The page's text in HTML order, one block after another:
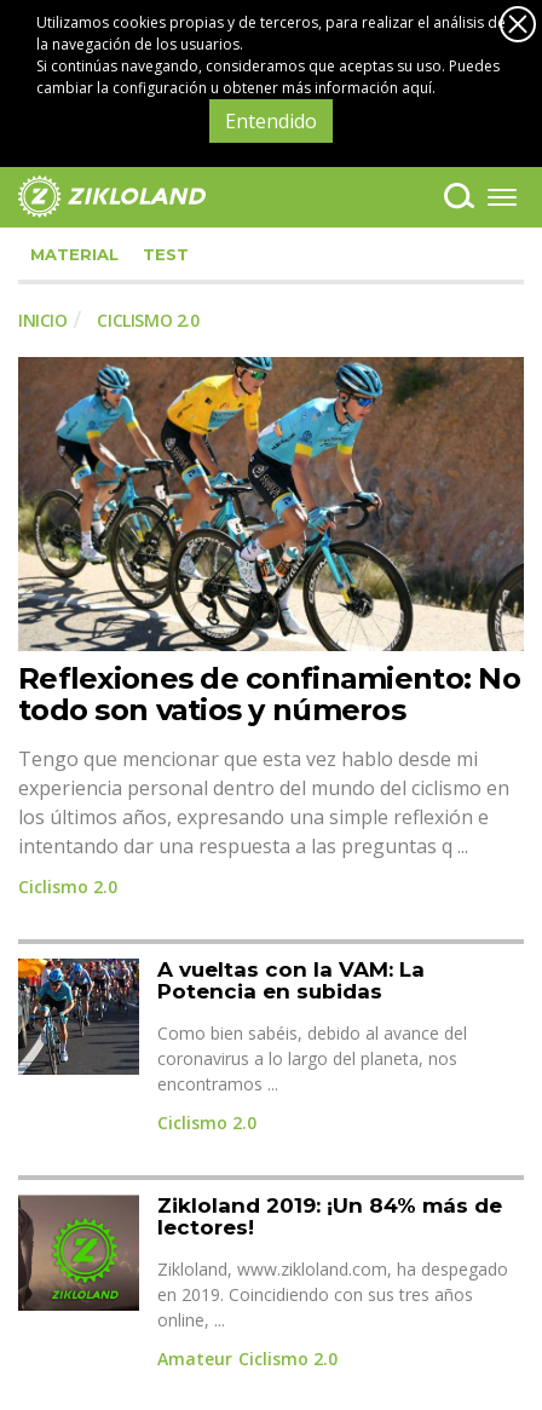
Utilizamos cookies propias y de terceros, para realizar el análisis de
la navegación de los usuarios.
Si continúas navegando, consideramos que aceptas su uso. Puedes
cambiar la configuración u obtenermás información aquí.
Entendido
MATERIAL TEST
INICIO CICLISMO 2.0
Reflexiones de confinamiento: No
todo son vatios y números
Tengo que mencionar que esta vez hablo desde mi
experiencia personal dentro del mundo del ciclismo en
los últimos años, expresando una simple reflexión e
intentando dar una respuesta a las preguntas q ...
Ciclismo 2.0
A vueltas con la VAM: La
Potencia en subidas
Como bien sabéis, debido al avance del
coronavirus a lo largo del planeta, nos
encontramos ...
Ciclismo 2.0
Zikloland 2019: ¡Un 84% más de
lectores!
Zikloland, www.zikloland.com, ha despegado
en 2019. Coincidiendo con sus tres años
online, ...
Amateur Ciclismo 2.0